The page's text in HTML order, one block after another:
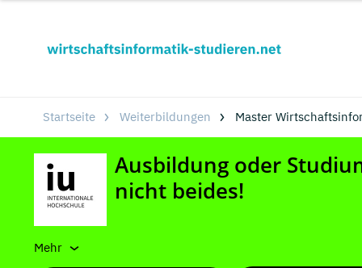
Startseite Weiterbildungen Master
Mehr